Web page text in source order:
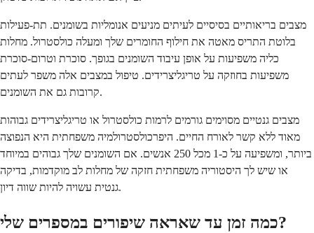
מצבים בריאותיים בסיסיים לעיתים מניעים אנומליות בשומנים. תת-פעילות
בלוטת התריס מאטה את חילוף החומרים שלך ומעלה כולסטרול. מחלות
כליה משפיעות על אופן עיבוד השומנים בגופך. סוכרת וטרום-סוכרת
משפיעות בחוזקה על טריגליצרידים. טיפול במצבים אלה משפר לעתים
קרובות גם את השומנים.
מצבים גנטיים מסוימים גורמים לרמות כולסטרול או טריגליצרידים גבוהות
מאוד ללא קשר לאורח החיים. היפרכולסטרולמיה משפחתית היא הנפוצה
ביותר, ומשפיעה על כ-1 מכל 250 אנשים. אם השומנים שלך גבוהים במיוחד
או שיש לך היסטוריה משפחתית חזקה של מחלות לב מוקדמות, בדיקה
גנטית עשויה להיות שווה דיון.
כמה זמן עד שאראה שיפורים במספרים שלי?